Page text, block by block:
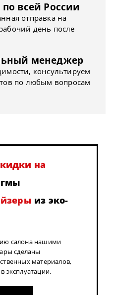
всей России
отправка на
день после
менеджер
консультируем
по любым вопросам
на
из эко-
салона нашими
сделаны
материалов,
эксплуатации.